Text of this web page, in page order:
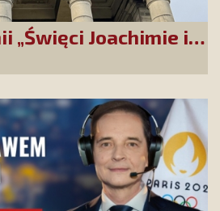
„Święci Joachimie i
za nami!”